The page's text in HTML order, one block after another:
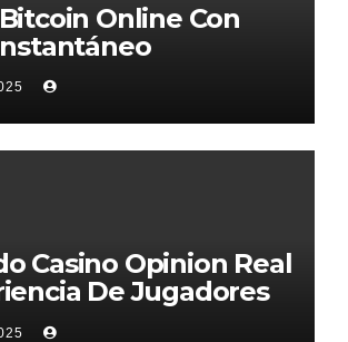
Online Con
Casino Opinion Real
De Jugadores